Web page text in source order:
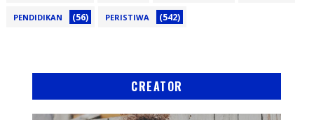
PENDIDIKAN (56) PERISTIWA (542)
CREATOR